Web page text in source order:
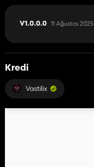
V1.0.0.0 11 Ağustos 2025
Kredi
Vastilix